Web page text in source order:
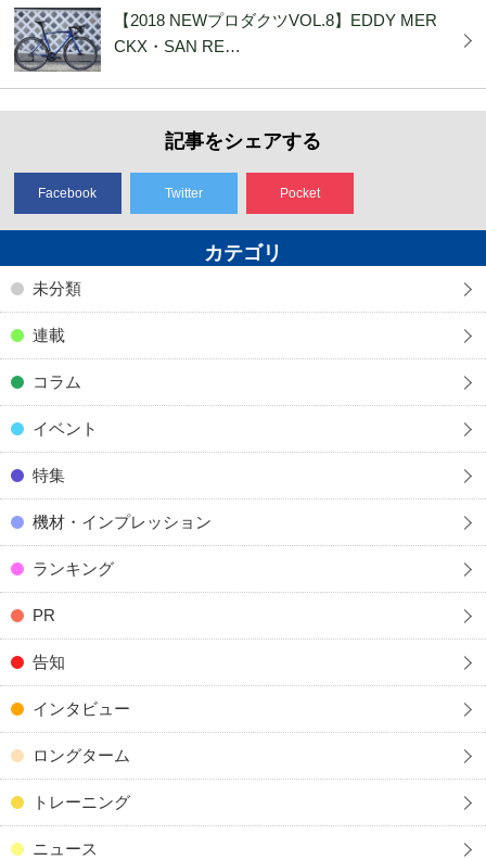
【2018 NEWプロダクツVOL.8】EDDY MER
CKX・SAN RE…
記事をシェアする
Facebook Twitter Pocket
カテゴリ
未分類
連載
コラム
イベント
特集
機材・インプレッション
ランキング
PR
告知
インタビュー
ロングターム
トレーニング
ニュース